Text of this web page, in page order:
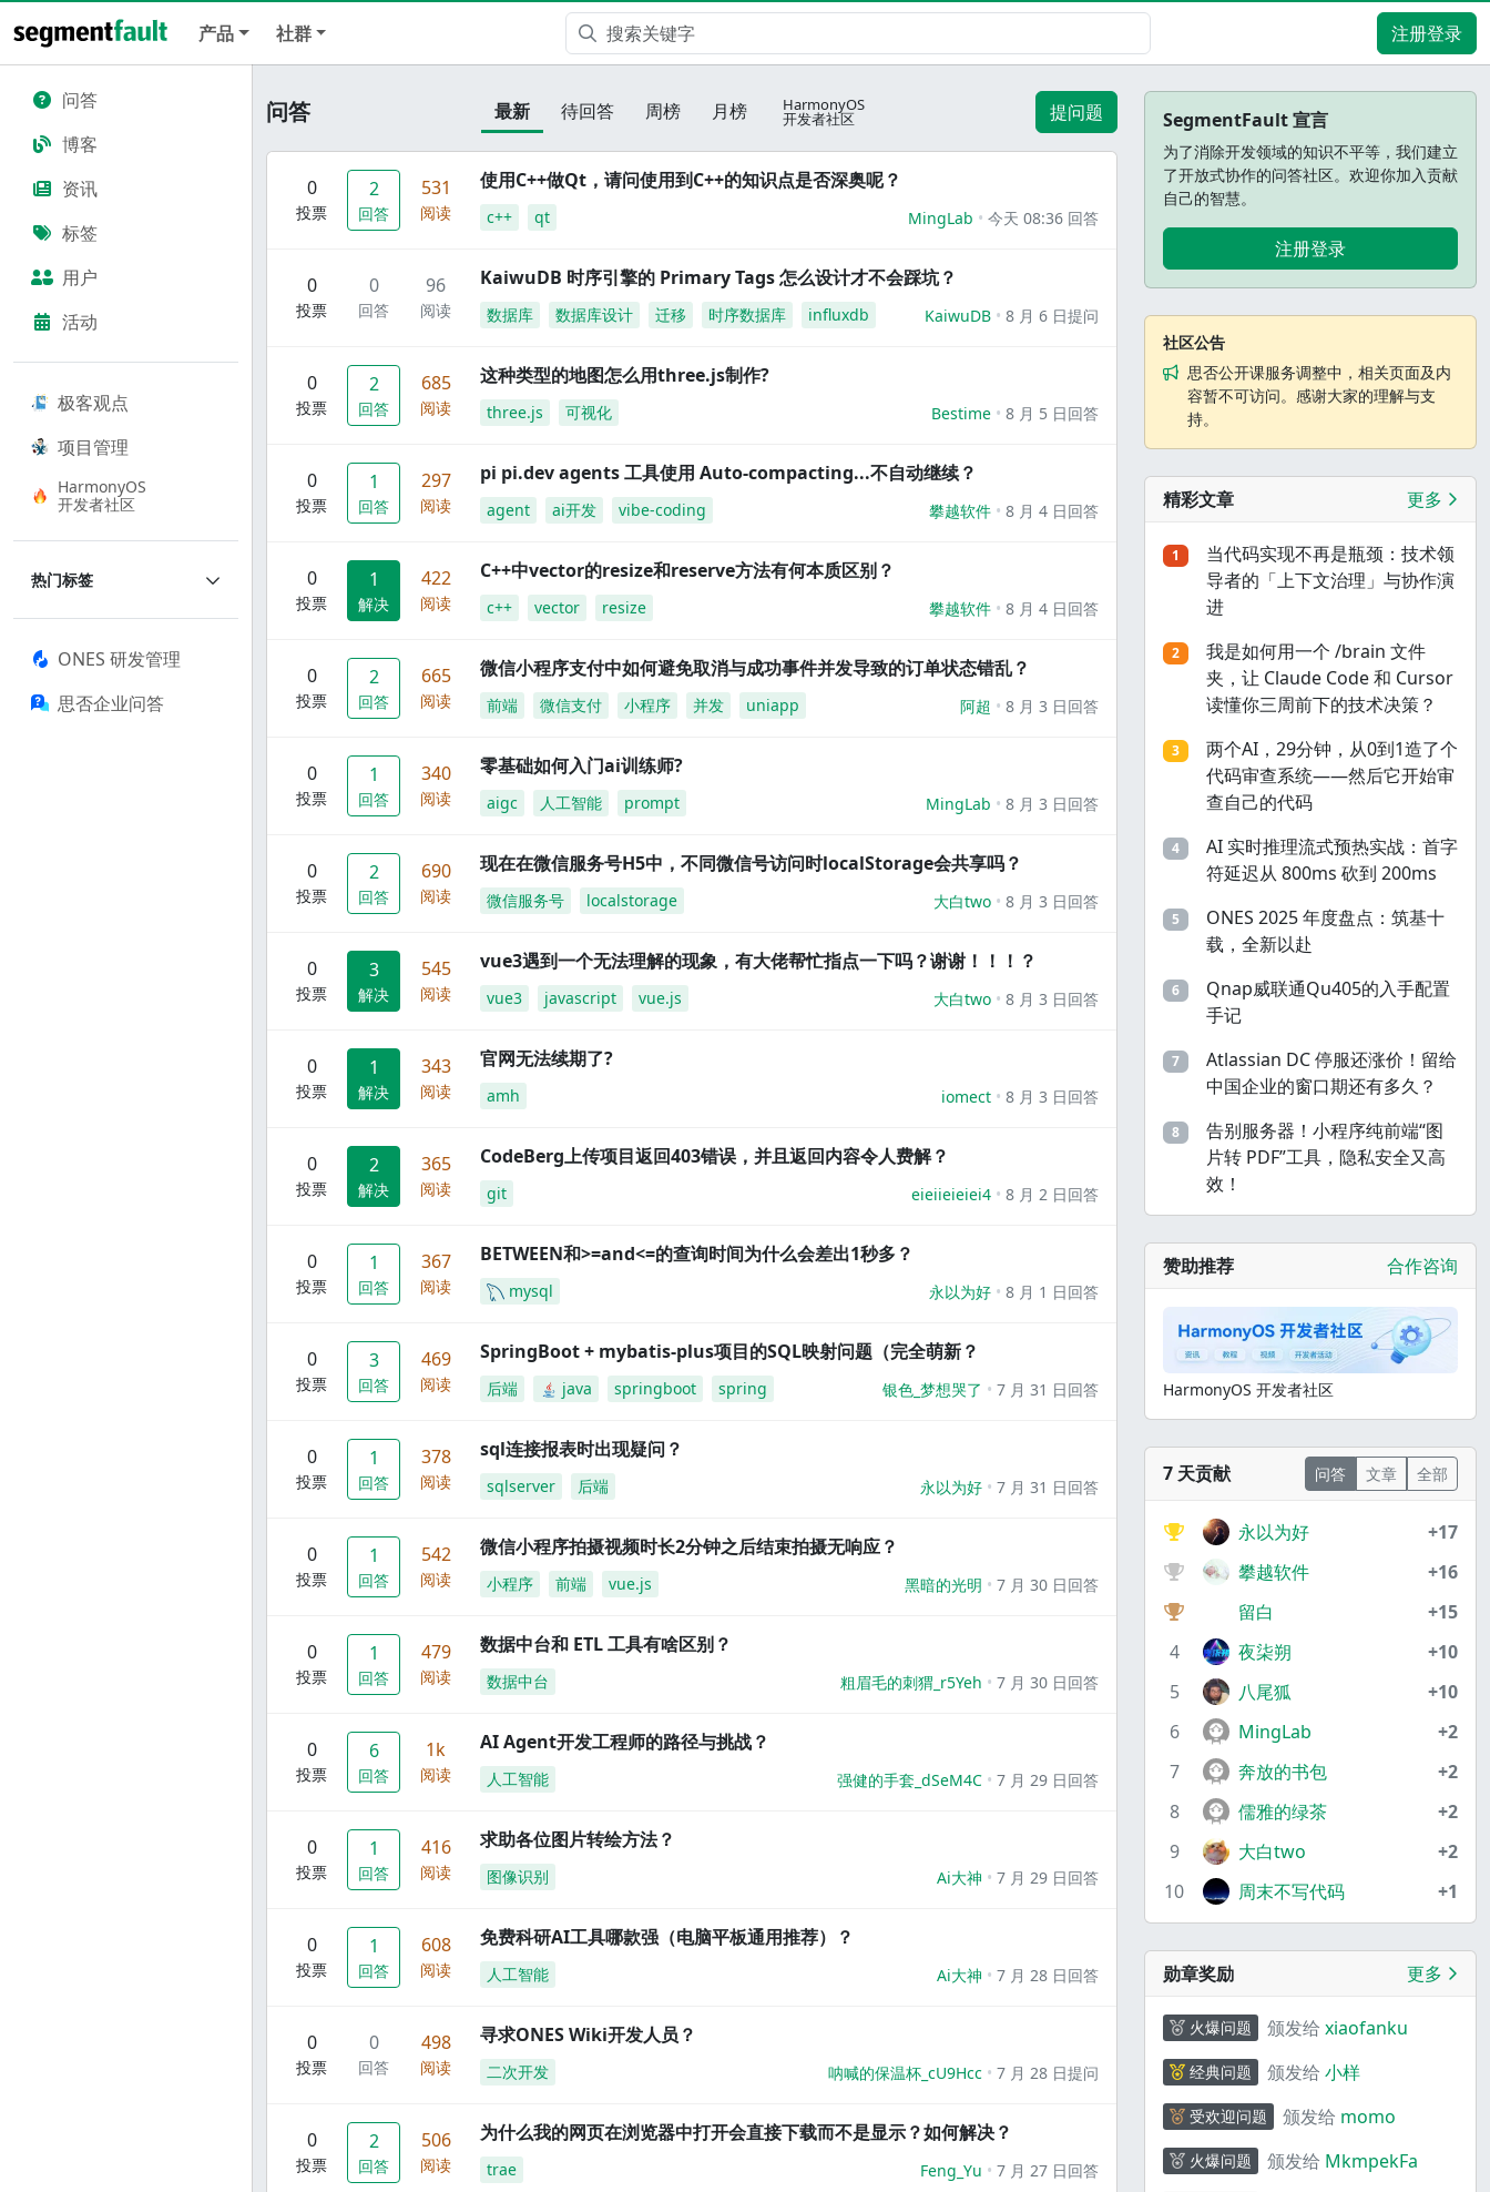
产品 社群 注册登录
问答
博客
资讯
标签
用户
活动
极客观点
项目管理
HarmonyOS
开发者社区
热门标签
ONES 研发管理
思否企业问答
问答 最新 待回答 周榜 月榜 HarmonyOS
开发者社区 提问题
0
投票
2
回答
531
阅读
使用C++做Qt，请问使用到C++的知识点是否深奥呢？
c++ qt MingLab 今天 08:36 回答
0
投票
0
回答
96
阅读
KaiwuDB 时序引擎的 Primary Tags 怎么设计才不会踩坑？
数据库 数据库设计 迁移 时序数据库 influxdb KaiwuDB 8 月 6 日提问
0
投票
2
回答
685
阅读
这种类型的地图怎么用three.js制作?
three.js 可视化 Bestime 8 月 5 日回答
0
投票
1
回答
297
阅读
pi pi.dev agents 工具使用 Auto-compacting...不自动继续？
agent ai开发 vibe-coding 攀越软件 8 月 4 日回答
0
投票
1
解决
422
阅读
C++中vector的resize和reserve方法有何本质区别？
c++ vector resize 攀越软件 8 月 4 日回答
0
投票
2
回答
665
阅读
微信小程序支付中如何避免取消与成功事件并发导致的订单状态错乱？
前端 微信支付 小程序 并发 uniapp 阿超 8 月 3 日回答
0
投票
1
回答
340
阅读
零基础如何入门ai训练师?
aigc 人工智能 prompt MingLab 8 月 3 日回答
0
投票
2
回答
690
阅读
现在在微信服务号H5中，不同微信号访问时localStorage会共享吗？
微信服务号 localstorage 大白two 8 月 3 日回答
0
投票
3
解决
545
阅读
vue3遇到一个无法理解的现象，有大佬帮忙指点一下吗？谢谢！！！？
vue3 javascript vue.js 大白two 8 月 3 日回答
0
投票
1
解决
343
阅读
官网无法续期了?
amh iomect 8 月 3 日回答
0
投票
2
解决
365
阅读
CodeBerg上传项目返回403错误，并且返回内容令人费解？
git eieiieieiei4 8 月 2 日回答
0
投票
1
回答
367
阅读
BETWEEN和>=and<=的查询时间为什么会差出1秒多？
mysql 永以为好 8 月 1 日回答
0
投票
3
回答
469
阅读
SpringBoot + mybatis-plus项目的SQL映射问题（完全萌新？
后端 java springboot spring 银色_梦想哭了 7 月 31 日回答
0
投票
1
回答
378
阅读
sql连接报表时出现疑问？
sqlserver 后端 永以为好 7 月 31 日回答
0
投票
1
回答
542
阅读
微信小程序拍摄视频时长2分钟之后结束拍摄无响应？
小程序 前端 vue.js 黑暗的光明 7 月 30 日回答
0
投票
1
回答
479
阅读
数据中台和 ETL 工具有啥区别？
数据中台 粗眉毛的刺猬_r5Yeh 7 月 30 日回答
0
投票
6
回答
1k
阅读
AI Agent开发工程师的路径与挑战？
人工智能 强健的手套_dSeM4C 7 月 29 日回答
0
投票
1
回答
416
阅读
求助各位图片转绘方法？
图像识别 Ai大神 7 月 29 日回答
0
投票
1
回答
608
阅读
免费科研AI工具哪款强（电脑平板通用推荐）？
人工智能 Ai大神 7 月 28 日回答
0
投票
0
回答
498
阅读
寻求ONES Wiki开发人员？
二次开发 呐喊的保温杯_cU9Hcc 7 月 28 日提问
0
投票
2
回答
506
阅读
为什么我的网页在浏览器中打开会直接下载而不是显示？如何解决？
trae Feng_Yu 7 月 27 日回答
SegmentFault 宣言
为了消除开发领域的知识不平等，我们建立
了开放式协作的问答社区。欢迎你加入贡献
自己的智慧。
注册登录
社区公告
思否公开课服务调整中，相关页面及内
容暂不可访问。感谢大家的理解与支
持。
精彩文章 更多
1
当代码实现不再是瓶颈：技术领
导者的「上下文治理」与协作演
进
2
我是如何用一个 /brain 文件
夹，让 Claude Code 和 Cursor
读懂你三周前下的技术决策？
3
两个AI，29分钟，从0到1造了个
代码审查系统——然后它开始审
查自己的代码
4
AI 实时推理流式预热实战：首字
符延迟从 800ms 砍到 200ms
5
ONES 2025 年度盘点：筑基十
载，全新以赴
6
Qnap威联通Qu405的入手配置
手记
7
Atlassian DC 停服还涨价！留给
中国企业的窗口期还有多久？
8
告别服务器！小程序纯前端“图
片转 PDF”工具，隐私安全又高
效！
赞助推荐 合作咨询
HarmonyOS 开发者社区
7 天贡献 问答 文章 全部
永以为好
+17
攀越软件
+16
留白
+15
4
夜柒朔
+10
5
八尾狐
+10
6
MingLab
+2
7
奔放的书包
+2
8
儒雅的绿茶
+2
9
大白two
+2
10
周末不写代码 +1
勋章奖励 更多
火爆问题 颁发给 xiaofanku
经典问题 颁发给 小样
受欢迎问题 颁发给 momo
火爆问题 颁发给 MkmpekFa